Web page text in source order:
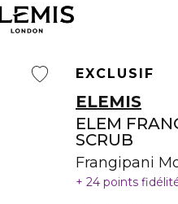
EXCLUSIF
ELEMIS
ELEM
SCRUB
Frangipani
24 points